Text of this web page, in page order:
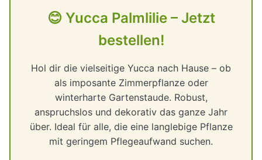
😊 Yucca Palmlilie – Jetzt
bestellen!
Hol dir die vielseitige Yucca nach Hause – ob
als imposante Zimmerpflanze oder
winterharte Gartenstaude. Robust,
anspruchslos und dekorativ das ganze Jahr
über. Ideal für alle, die eine langlebige Pflanze
mit geringem Pflegeaufwand suchen.